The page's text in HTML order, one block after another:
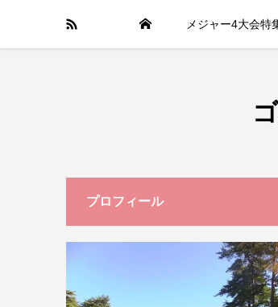
メジャー4大会特
プロフィール